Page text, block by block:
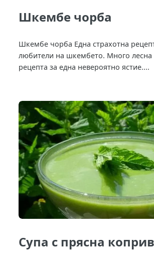
Шкембе чорба
Шкембе чорба Една страхотна
любители на шкембето. Много лесна
рецепта за една невероятно ястие....
Супа с прясна